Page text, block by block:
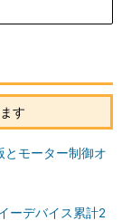
す
とモーター制御オ
ーデバイス累計2